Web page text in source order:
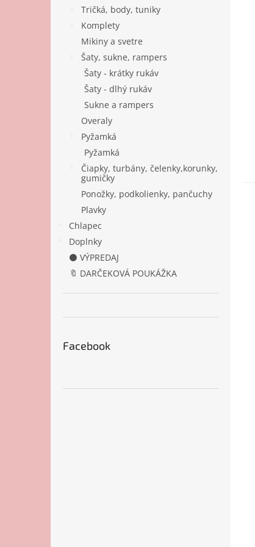
Tričká, body, tuniky
Komplety
Mikiny a svetre
Šaty, sukne, rampers
Šaty - krátky rukáv
Šaty - dlhý rukáv
Sukne a rampers
Overaly
Pyžamká
Pyžamká
Čiapky, turbány, čelenky,korunky,
gumičky
Ponožky, podkolienky, pančuchy
Plavky
Chlapec
Doplnky
⚫ VÝPREDAJ
🔖 DARČEKOVÁ POUKÁŽKA
Facebook